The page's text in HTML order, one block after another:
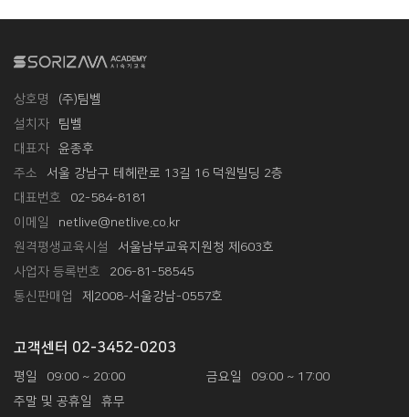
상호명
(주)팀벨
설치자
팀벨
대표자
윤종후
주소
서울 강남구 테헤란로 13길 16 덕원빌딩 2층
대표번호
02-584-8181
이메일
netlive@netlive.co.kr
원격평생교육시설
서울남부교육지원청 제603호
사업자 등록번호
206-81-58545
통신판매업
제2008-서울강남-0557호
고객센터 02-3452-0203
평일 09:00 ~ 20:00 금요일
09:00 ~ 17:00
주말 및 공휴일
휴무